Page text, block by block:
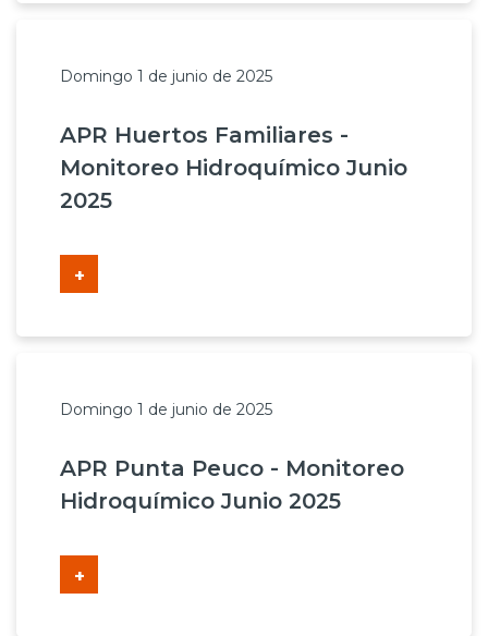
Domingo 1 de junio de 2025
APR Huertos Familiares -
Monitoreo Hidroquímico Junio
2025
+
Domingo 1 de junio de 2025
APR Punta Peuco - Monitoreo
Hidroquímico Junio 2025
+